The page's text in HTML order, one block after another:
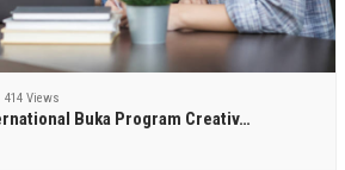
414 Views
Buka Program Creativ…